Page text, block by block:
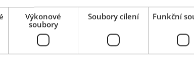
Belmondo Jiří Krampol rozesmál každého
herectví nikdy nesnil, zamiloval se ale do hvězdy stříbrného
a chtěl jí být nablízku. Tak si podal přihlášku na DAMU
Výkonové
soubory
Soubory cílení Funkční